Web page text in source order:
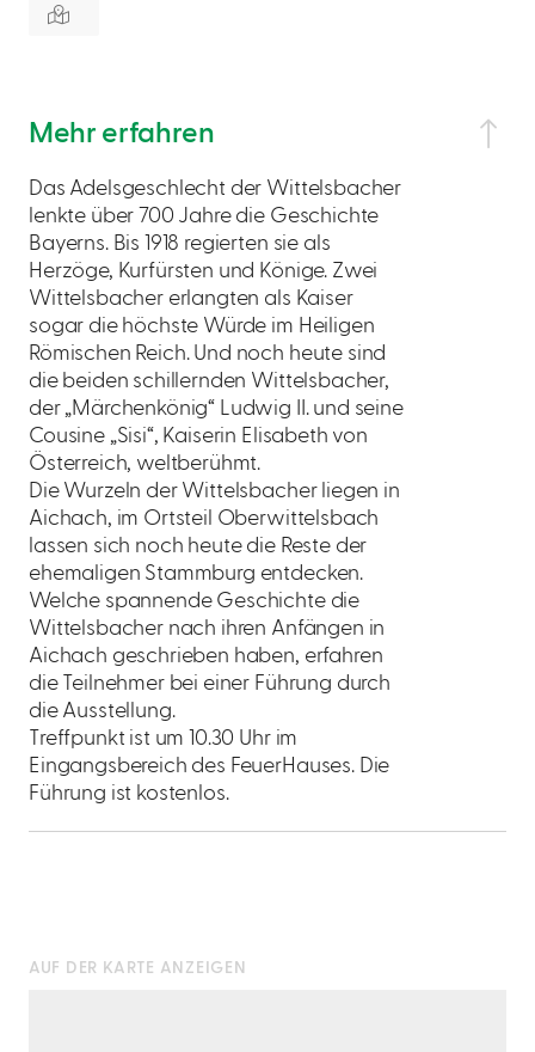
Mehr erfahren
Das Adelsgeschlecht der Wittelsbacher
lenkte über 700 Jahre die Geschichte
Bayerns. Bis 1918 regierten sie als
Herzöge, Kurfürsten und Könige. Zwei
Wittelsbacher erlangten als Kaiser
sogar die höchste Würde im Heiligen
Römischen Reich. Und noch heute sind
die beiden schillernden Wittelsbacher,
der „Märchenkönig“ Ludwig II. und seine
Cousine „Sisi“, Kaiserin Elisabeth von
Österreich, weltberühmt.
Die Wurzeln der Wittelsbacher liegen in
Aichach, im Ortsteil Oberwittelsbach
lassen sich noch heute die Reste der
ehemaligen Stammburg entdecken.
Welche spannende Geschichte die
Wittelsbacher nach ihren Anfängen in
Aichach geschrieben haben, erfahren
die Teilnehmer bei einer Führung durch
die Ausstellung.
Treffpunkt ist um 10.30 Uhr im
Eingangsbereich des FeuerHauses. Die
Führung ist kostenlos.
AUF DER KARTE ANZEIGEN